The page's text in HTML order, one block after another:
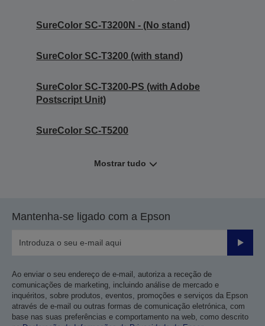
SureColor SC-T3200N - (No stand)
SureColor SC-T3200 (with stand)
SureColor SC-T3200-PS (with Adobe
Postscript Unit)
SureColor SC-T5200
Mostrar tudo
Mantenha-se ligado com a Epson
Enviar
Ao enviar o seu endereço de e-mail, autoriza a receção de
comunicações de marketing, incluindo análise de mercado e
inquéritos, sobre produtos, eventos, promoções e serviços da Epson
através de e-mail ou outras formas de comunicação eletrónica, com
base nas suas preferências e comportamento na web, como descrito